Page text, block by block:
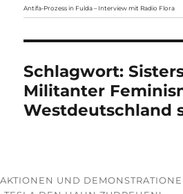
Antifa-Prozess in Fulda – Interview mit Radio Flora
Schlagwort:
Militanter
Westdeutschland
AKTIONEN UND